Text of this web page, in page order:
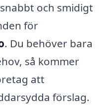
och smidigt
för
. Du behöver bara
så kommer
att
förslag.